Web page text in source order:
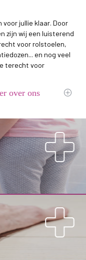
jullie klaar. Door
zijn wij een luisterend
voor rolstoelen,
en nog veel
terecht voor
over ons